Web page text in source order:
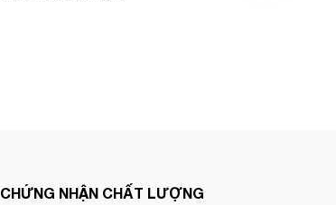
CHỨNG NHẬN CHẤT LƯỢNG